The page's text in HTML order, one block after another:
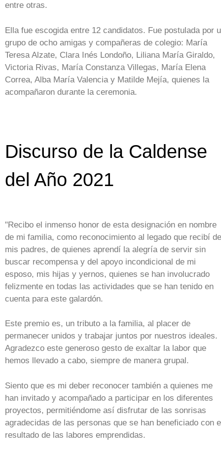
entre otras.
Ella fue escogida entre 12 candidatos. Fue postulada por
grupo de ocho amigas y compañeras de colegio: María
Teresa Alzate, Clara Inés Londoño, Liliana María Giraldo,
Victoria Rivas, María Constanza Villegas, María Elena
Correa, Alba María Valencia y Matilde Mejía, quienes la
acompañaron durante la ceremonia.
Discurso de la Caldense
del Año 2021
"Recibo el inmenso honor de esta designación en nombre
de mi familia, como reconocimiento al legado que recibí de
mis padres, de quienes aprendí la alegría de servir sin
buscar recompensa y del apoyo incondicional de mi
esposo, mis hijas y yernos, quienes se han involucrado
felizmente en todas las actividades que se han tenido en
cuenta para este galardón.
Este premio es, un tributo a la familia, al placer de
permanecer unidos y trabajar juntos por nuestros ideales.
Agradezco este generoso gesto de exaltar la labor que
hemos llevado a cabo, siempre de manera grupal.
Siento que es mi deber reconocer también a quienes me
han invitado y acompañado a participar en los diferentes
proyectos, permitiéndome así disfrutar de las sonrisas
agradecidas de las personas que se han beneficiado con
resultado de las labores emprendidas.